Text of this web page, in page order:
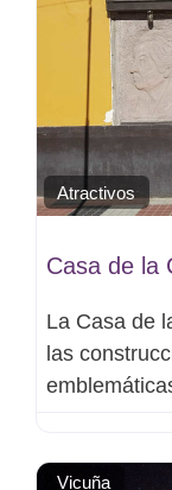
Atractivos
Casa de la
La Casa de
las
Vicuña